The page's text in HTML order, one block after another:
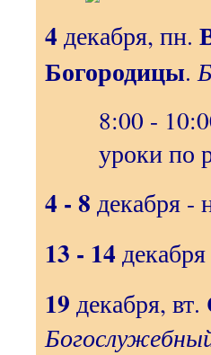
4 декабря, пн.
Богородицы.
8:00 -
уроки по
4 - 8 декабря -
13 - 14
19 декабря, вт.